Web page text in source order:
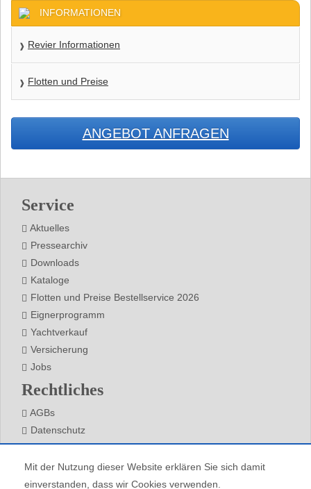
INFORMATIONEN
Revier Informationen
Flotten und Preise
ANGEBOT ANFRAGEN
Service
Aktuelles
Pressearchiv
Downloads
Kataloge
Flotten und Preise Bestellservice 2026
Eignerprogramm
Yachtverkauf
Versicherung
Jobs
Rechtliches
AGBs
Datenschutz
Impressum
Kontakt
Mit der Nutzung dieser Website erklären Sie sich damit
einverstanden, dass wir Cookies verwenden.